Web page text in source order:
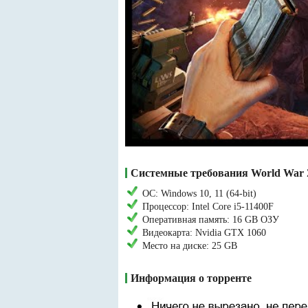
Системные требования World War
ОС: Windows 10, 11 (64-bit)
Процессор: Intel Core i5-11400F
Оперативная память: 16 GB ОЗУ
Видеокарта: Nvidia GTX 1060
Место на диске: 25 GB
Информация о торренте